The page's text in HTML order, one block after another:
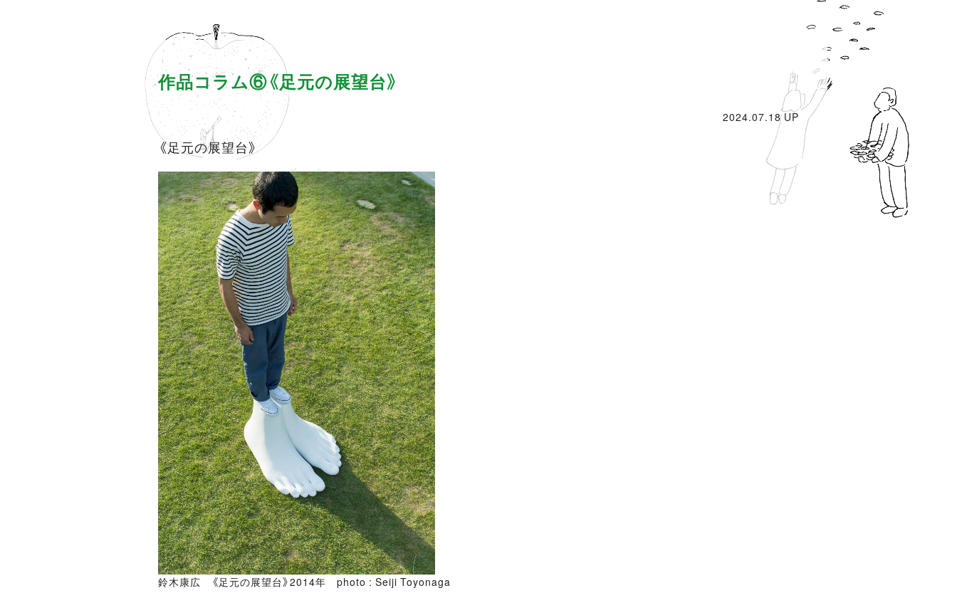
作品コラム⑥《足元の展望台》
2024.07.18 UP
《足元の展望台》
鈴木康広 《足元の展望台》2014年 photo : Seiji Toyonaga